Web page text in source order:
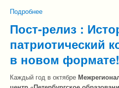
Подробнее
Пост-релиз :
патриотический
в новом формате!
Каждый год в октябре